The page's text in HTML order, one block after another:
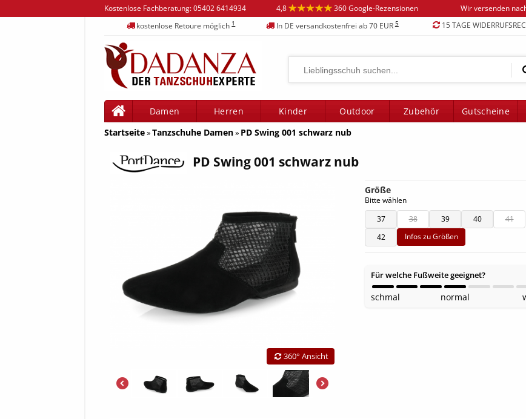
4,8 360 Google-Rezensionen Wir versenden
Kostenlose Fachberatung:05402 6414934
kostenlose Retoure möglich1 In DE versandkostenfrei ab 70 EUR5 15 TAGE
Damen Herren Kinder Outdoor Zubehör Gutscheine
Startseite»Tanzschuhe Damen» PD Swing 001 schwarz nub
PD Swing 001 schwarz nub
360° Ansicht
Größe
Bitte wählen
37
38 39 40
41
42
Infos zu Größen
Für welche Fußweite geeignet?
schmal normal